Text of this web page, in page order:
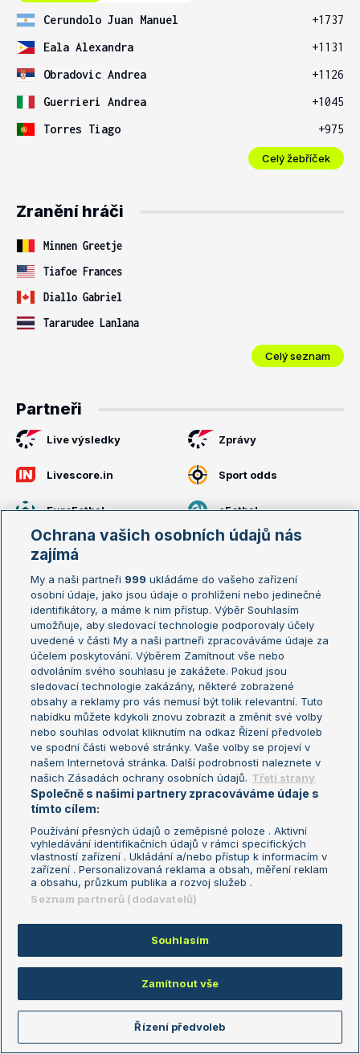
Cerundolo Juan Manuel
+1737
Eala Alexandra
+1131
Obradovic Andrea
+1126
Guerrieri Andrea
+1045
Torres Tiago
+975
Celý žebříček
Zranění hráči
Minnen Greetje
Tiafoe Frances
Diallo Gabriel
Tararudee Lanlana
Celý seznam
Partneři
Live výsledky Zprávy
Livescore.in Sport odds
EuroFotbal eFotbal
Hráči
Novak Djokovič
Jiří Lehečka
Petra Kvitová
Markéta Vondroušová
Iga Swiatek
Marie Bouzková
Zprávy
Aktuality
Tenisová Previews
Rozhovory
Express zprávy
Žebříčky
Žebříček ATP (muži)
Žebříček WTA (ženy)
Sázkařský žebříček
Australian Open
French Open
Wimbledon
Turnaj mistrů
Turnaj mistryň
Fotbalové přestupy
Ochrana vašich osobních údajů nás
zajímá
My a naši partneři 999 ukládáme do vašeho zařízení
osobní údaje, jako jsou údaje o prohlížení nebo jedinečné
identifikátory, a máme k nim přístup. Výběr Souhlasím
umožňuje, aby sledovací technologie podporovaly účely
uvedené v části My a naši partneři zpracováváme údaje za
účelem poskytování. Výběrem Zamítnout vše nebo
odvoláním svého souhlasu je zakážete. Pokud jsou
sledovací technologie zakázány, některé zobrazené
obsahy a reklamy pro vás nemusí být tolik relevantní. Tuto
nabídku můžete kdykoli znovu zobrazit a změnit své volby
nebo souhlas odvolat kliknutím na odkaz Řízení předvoleb
ve spodní části webové stránky. Vaše volby se projeví v
našem Internetová stránka. Další podrobnosti naleznete v
našich Zásadách ochrany osobních údajů. Třetí strany
Společně s našimi partnery zpracováváme údaje s
tímto cílem:
Používání přesných údajů o zeměpisné poloze . Aktivní
vyhledávání identifikačních údajů v rámci specifických
vlastností zařízení . Ukládání a/nebo přístup k informacím v
zařízení . Personalizovaná reklama a obsah, měření reklam
a obsahu, průzkum publika a rozvoj služeb .
Seznam partnerů (dodavatelů)
Souhlasím
Zamítnout vše
Řízení předvoleb